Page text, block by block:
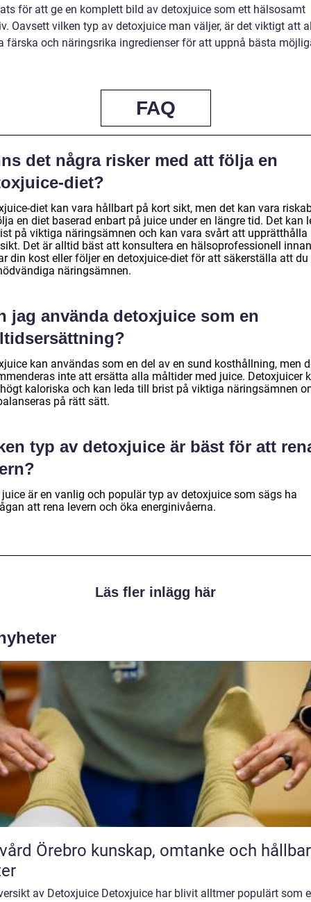
för att ge en komplett bild av detoxjuice som ett hälsosamt
Oavsett vilken typ av detoxjuice man väljer, är det viktigt att
färska och näringsrika ingredienser för att uppnå bästa
FAQ
det några risker med att följa en
diet?
diet kan vara hållbart på kort sikt, men det kan vara
en diet baserad enbart på juice under en längre tid. Det kan
på viktiga näringsämnen och kan vara svårt att upprätthålla
Det är alltid bäst att konsultera en hälsoprofessionell
din kost eller följer en detoxjuice-diet för att säkerställa att
näringsämnen.
jag använda detoxjuice som en
kan användas som en del av en sund kosthållning, men
inte att ersätta alla måltider med juice. Detoxjuicer
kaloriska och kan leda till brist på viktiga näringsämnen
på rätt sätt.
typ av detoxjuice är bäst för att
juice är en vanlig och populär typ av detoxjuice som sägs ha
att rena levern och öka energinivåerna.
Läs fler inlägg här
kunskap, omtanke och hållbara
av Detoxjuice Detoxjuice har blivit alltmer populärt som